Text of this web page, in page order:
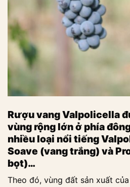
Rượu vang Valpolicella
vùng rộng lớn ở phía
nhiều loại nổi tiếng
Soave (vang trắng) và
bọt)…
Theo đó, vùng đất sản xuất của